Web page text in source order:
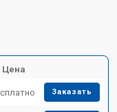
Цена
Заказать